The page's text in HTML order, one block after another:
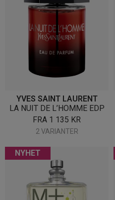
YVES SAINT LAURENT
LA NUIT DE L’HOMME EDP
FRA 1 135 KR
2 VARIANTER
NYHET